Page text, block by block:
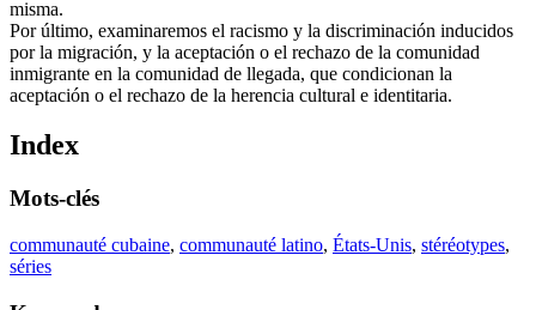
misma.
Por último, examinaremos el racismo y la discriminación inducidos
por la migración, y la aceptación o el rechazo de la comunidad
inmigrante en la comunidad de llegada, que condicionan la
aceptación o el rechazo de la herencia cultural e identitaria.
Index
Mots-clés
communauté cubaine, communauté latino, États-Unis, stéréotypes,
séries